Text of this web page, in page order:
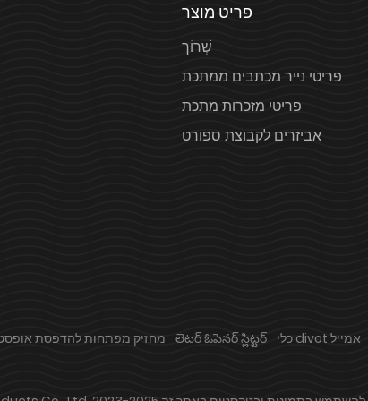
פריט מוצר
שְׁרוֹך
פריטי נייר מכתבים ממתכת
פריטי מזכרות מתכת
אביזרים לקבוצת ספורט
מחזיק מפתחות להדפסת లెటర్ ఓపెనర్ స్లిట్టర్ כלי divot אמייל